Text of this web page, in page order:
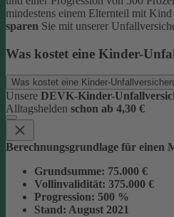
mindestens einem Elternteil mit
sparen Sie mit unserer
Was kostet eine Kinder-
Was kostet eine Kinder-
Unsere DEVK-Kinder-
Alltagshelden schon ab 4,30 €
Berechnungsgrundlage für einen
Grundsumme: 75.000 €
Vollinvalidität: 375.000 €
Progression: 500 %
Stand: August 2021